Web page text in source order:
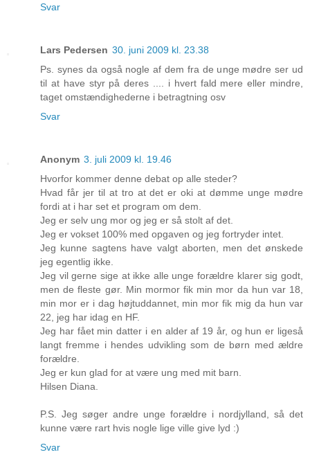
Svar
Lars Pedersen 30. juni 2009 kl. 23.38
Ps. synes da også nogle af dem fra de unge mødre ser ud
til at have styr på deres .... i hvert fald mere eller mindre,
taget omstændighederne i betragtning osv
Svar
Anonym 3. juli 2009 kl. 19.46
Hvorfor kommer denne debat op alle steder?
Hvad får jer til at tro at det er oki at dømme unge mødre
fordi at i har set et program om dem.
Jeg er selv ung mor og jeg er så stolt af det.
Jeg er vokset 100% med opgaven og jeg fortryder intet.
Jeg kunne sagtens have valgt aborten, men det ønskede
jeg egentlig ikke.
Jeg vil gerne sige at ikke alle unge forældre klarer sig godt,
men de fleste gør. Min mormor fik min mor da hun var 18,
min mor er i dag højtuddannet, min mor fik mig da hun var
22, jeg har idag en HF.
Jeg har fået min datter i en alder af 19 år, og hun er ligeså
langt fremme i hendes udvikling som de børn med ældre
forældre.
Jeg er kun glad for at være ung med mit barn.
Hilsen Diana.
P.S. Jeg søger andre unge forældre i nordjylland, så det
kunne være rart hvis nogle lige ville give lyd :)
Svar